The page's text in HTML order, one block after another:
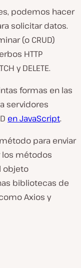
podemos hacer
solicitar datos.
(o CRUD)
HTTP
y DELETE.
formas en las
servidores
en JavaScript.
para enviar
los métodos
objeto
bibliotecas de
Axios y